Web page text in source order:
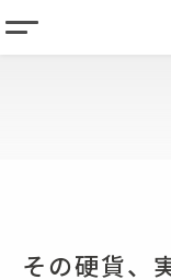
その硬貨、